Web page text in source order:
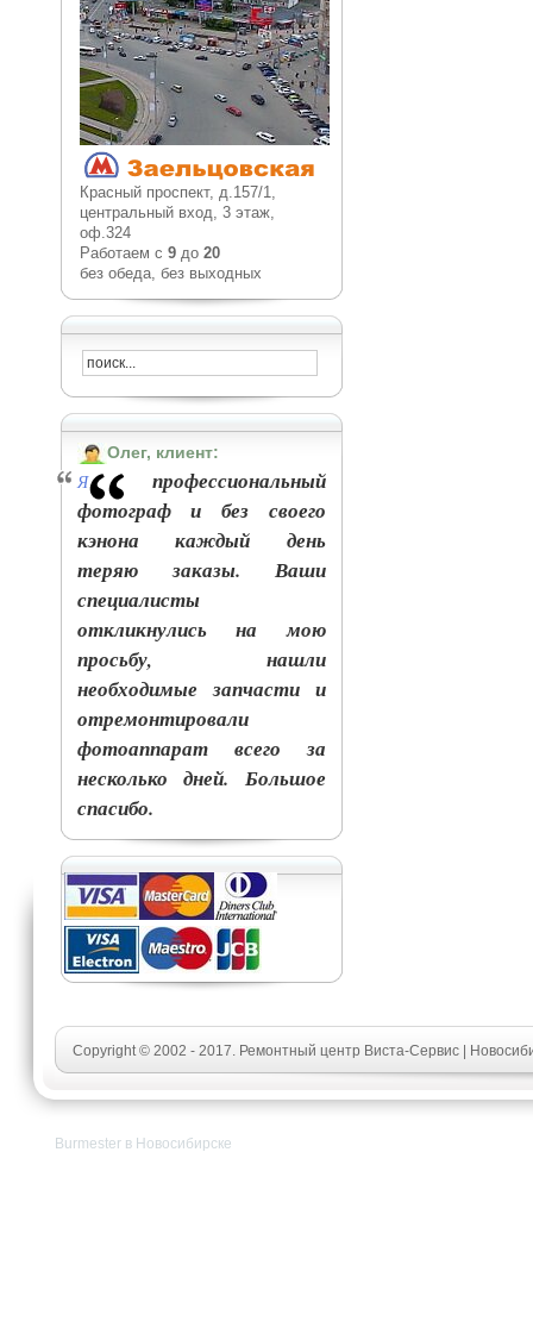
Красный проспект, д.157/1,
центральный вход, 3 этаж,
оф.324
Работаем с 9до 20
без обеда, без выходных
Олег, клиент:
Япрофессиональный
фотограф и без своего
кэнона каждый день
теряю заказы. Ваши
специалисты
откликнулись на мою
просьбу, нашли
необходимые запчасти и
отремонтировали
фотоаппарат всего за
несколько дней. Большое
спасибо.
Copyright © 2002 - 2017. Ремонтный центр Виста-Сервис |
Burmester в Новосибирске